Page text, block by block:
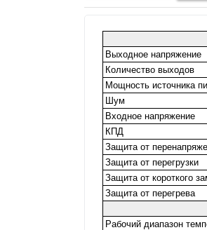
Выходное напряжение
Количество выходов
Мощность источника
Шум
Входное напряжение
КПД
Защита от
Защита от перегрузки
Защита от короткого
Защита от перегрева
Рабочий диапазон